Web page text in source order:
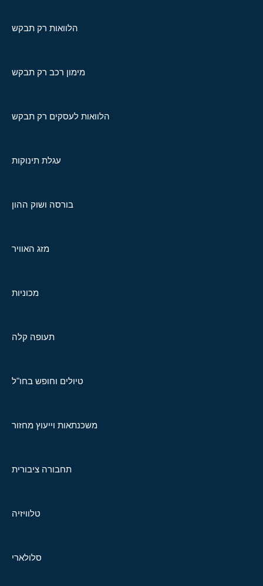
הלוואות רק תבקש
מימון רכב רק תבקש
הלוואות לעסקים רק תבקש
עגלת תינוקות
בורסה ושוק ההון
מזג האוויר
מכוניות
תעופה קלה
טיולים וחופש בחו"ל
משכנתאות וייעוץ מחזור
תחבורה ציבורית
טלוויזיה
סלולארי